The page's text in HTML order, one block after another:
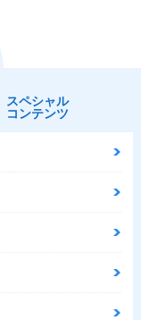
スペシャル
コンテンツ